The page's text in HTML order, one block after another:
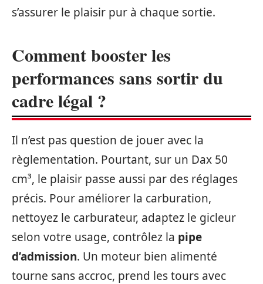
s’assurer le plaisir pur à chaque sortie.
Comment booster les
performances sans sortir du
cadre légal ?
Il n’est pas question de jouer avec la
règlementation. Pourtant, sur un Dax 50
cm³, le plaisir passe aussi par des réglages
précis. Pour améliorer la carburation,
nettoyez le carburateur, adaptez le gicleur
selon votre usage, contrôlez la pipe
d’admission. Un moteur bien alimenté
tourne sans accroc, prend les tours avec